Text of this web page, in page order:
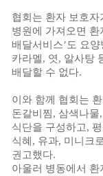
협회는 환자 보호
병원에 가져오면
배달서비스’도 요
카라멜, 엿, 알사탕
배달할 수 없다.
이와 함께 협회는
돈갈비찜, 삼색나물,
식단을 구성하고,
식혜 , 유과, 미니크
권고했다.
아울러 병동에서